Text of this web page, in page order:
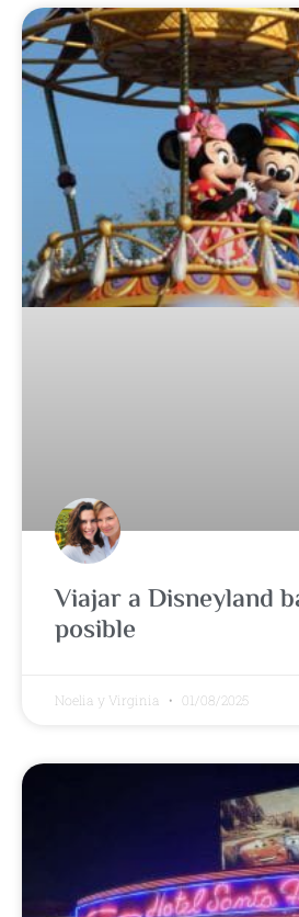
Viajar a Disneyland
posible
Noelia y Virginia 01/08/2025